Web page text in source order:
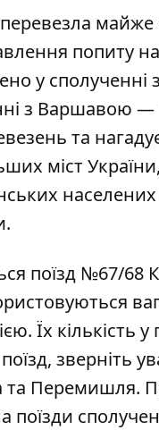
попиту
у
з Варшавою —
та
міст
населених
поїзд №67/68
Їх
зверніть
та Перемишля.
поїзди